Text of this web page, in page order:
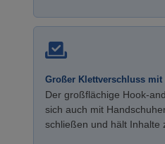
Großer Klettverschluss
Der großflächige Hook-
sich auch mit
schließen und hält Inhalte